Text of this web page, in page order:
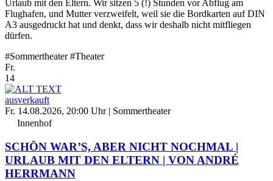
Urlaub mit den Eltern. Wir sitzen 5 (!) Stunden vor Abflug am
Flughafen, und Mutter verzweifelt, weil sie die Bordkarten auf DIN
A3 ausgedruckt hat und denkt, dass wir deshalb nicht mitfliegen
dürfen.
#Sommertheater #Theater
Fr.
14
ausverkauft
Fr. 14.08.2026, 20:00 Uhr
| Sommertheater
Innenhof
SCHÖN WAR’S, ABER NICHT NOCHMAL |
URLAUB MIT DEN ELTERN | VON ANDRÉ
HERRMANN